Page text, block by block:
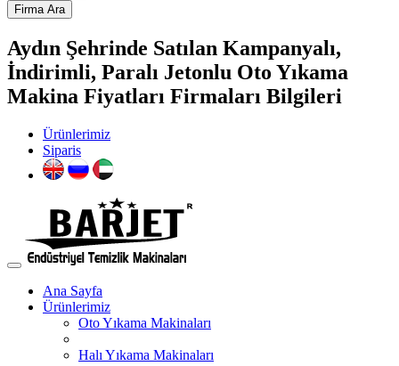
Firma Ara
Aydın Şehrinde Satılan Kampanyalı,
İndirimli, Paralı Jetonlu Oto Yıkama
Makina Fiyatları Firmaları Bilgileri
Ürünlerimiz
Siparis
Ana Sayfa
Ürünlerimiz
Oto Yıkama Makinaları
Halı Yıkama Makinaları